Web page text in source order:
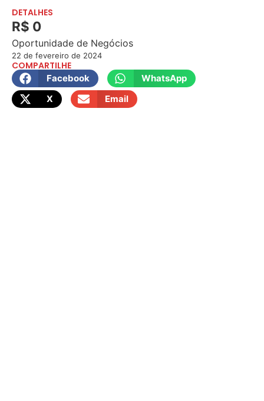
DETALHES
R$ 0
Oportunidade de Negócios
22 de fevereiro de 2024
COMPARTILHE
Facebook
WhatsApp
X
Email